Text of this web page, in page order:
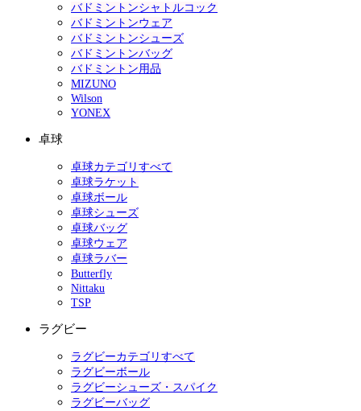
バドミントンシャトルコック
バドミントンウェア
バドミントンシューズ
バドミントンバッグ
バドミントン用品
MIZUNO
Wilson
YONEX
卓球
卓球カテゴリすべて
卓球ラケット
卓球ボール
卓球シューズ
卓球バッグ
卓球ウェア
卓球ラバー
Butterfly
Nittaku
TSP
ラグビー
ラグビーカテゴリすべて
ラグビーボール
ラグビーシューズ・スパイク
ラグビーバッグ